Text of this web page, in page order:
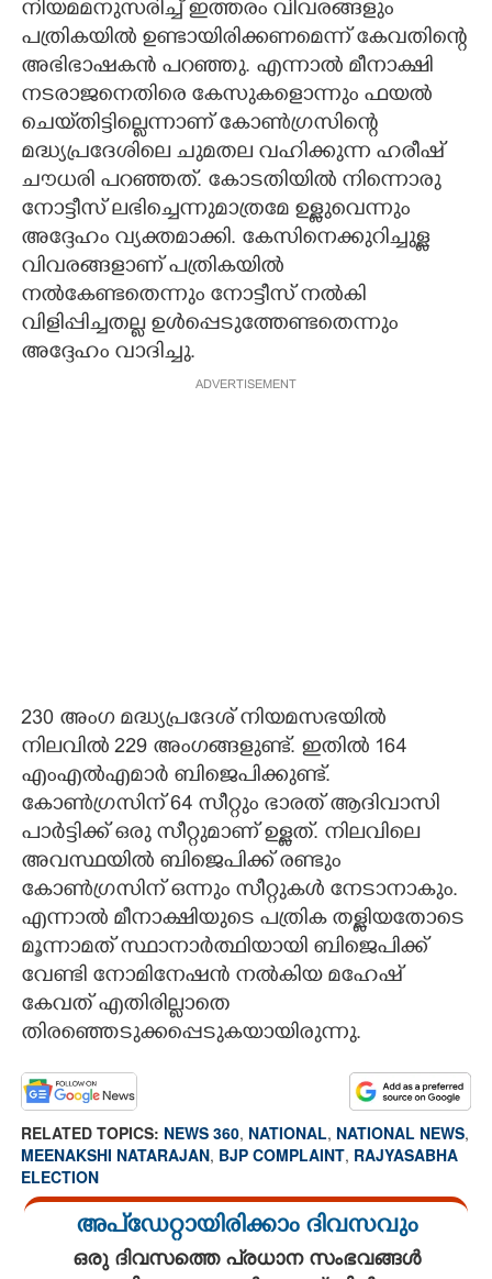
നിയമമനുസരിച്ച് ഇത്തരം വിവരങ്ങളും
പത്രികയിൽ ഉണ്ടായിരിക്കണമെന്ന് കേവതിന്റെ
അഭിഭാഷകൻ പറഞ്ഞു. എന്നാൽ മീനാക്ഷി
നടരാജനെതിരെ കേസുകളൊന്നും ഫയൽ
ചെയ്‌തിട്ടില്ലെന്നാണ് കോൺഗ്രസിന്റെ
മദ്ധ്യപ്രദേശിലെ ചുമതല വഹിക്കുന്ന ഹരീഷ്
ചൗധരി പറഞ്ഞത്. കോടതിയിൽ നിന്നൊരു
നോട്ടീസ് ലഭിച്ചെന്നുമാത്രമേ ഉള്ളുവെന്നും
അദ്ദേഹം വ്യക്തമാക്കി. കേസിനെക്കുറിച്ചുള്ള
വിവരങ്ങളാണ് പത്രികയിൽ
നൽകേണ്ടതെന്നും നോട്ടീസ് നൽകി
വിളിപ്പിച്ചതല്ല ഉൾപ്പെടുത്തേണ്ടതെന്നും
അദ്ദേഹം വാദിച്ചു.
ADVERTISEMENT
230 അംഗ മദ്ധ്യപ്രദേശ് നിയമസഭയിൽ
നിലവിൽ 229 അംഗങ്ങളുണ്ട്. ഇതിൽ 164
എംഎൽഎമാർ ബിജെപിക്കുണ്ട്.
കോൺഗ്രസിന് 64 സീറ്റും ഭാരത് ആദിവാസി
പാർട്ടിക്ക് ഒരു സീറ്റുമാണ് ഉള്ളത്. നിലവിലെ
അവസ്ഥയിൽ ബിജെപിക്ക് രണ്ടും
കോൺഗ്രസിന് ഒന്നും സീറ്റുകൾ നേടാനാകും.
എന്നാൽ മീനാക്ഷിയുടെ പത്രിക തള്ളിയതോടെ
മൂന്നാമത് സ്ഥാനാർത്ഥിയായി ബിജെപിക്ക്
വേണ്ടി നോമിനേഷൻ നൽകിയ മഹേഷ്
കേവത് എതിരില്ലാതെ
തിരഞ്ഞെടുക്കപ്പെടുകയായിരുന്നു.
RELATED TOPICS: NEWS 360, NATIONAL, NATIONAL NEWS,
MEENAKSHI NATARAJAN, BJP COMPLAINT, RAJYASABHA
ELECTION
അപ്ഡേറ്റായിരിക്കാം ദിവസവും
ഒരു ദിവസത്തെ പ്രധാന സംഭവങ്ങൾ